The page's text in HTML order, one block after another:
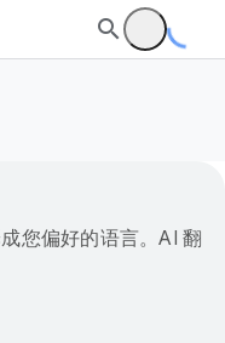
您偏好的语言。AI 翻